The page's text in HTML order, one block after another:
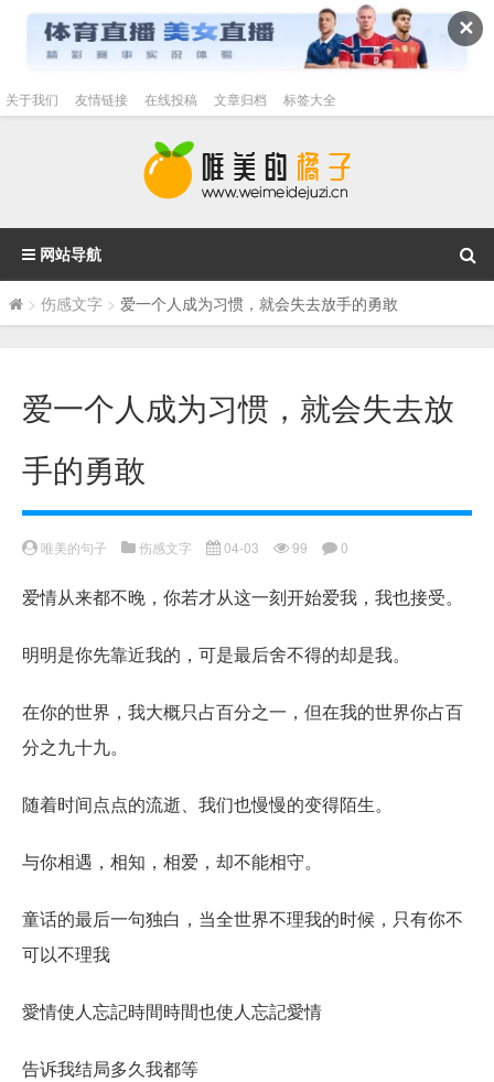
✕
关于我们 友情链接 在线投稿 文章归档 标签大全
网站导航
> 伤感文字 > 爱一个人成为习惯，就会失去放手的勇敢
爱一个人成为习惯，就会失去放
手的勇敢
唯美的句子 伤感文字 04-03 99 0
爱情从来都不晚，你若才从这一刻开始爱我，我也接受。
明明是你先靠近我的，可是最后舍不得的却是我。
在你的世界，我大概只占百分之一，但在我的世界你占百
分之九十九。
随着时间点点的流逝、我们也慢慢的变得陌生。
与你相遇，相知，相爱，却不能相守。
童话的最后一句独白，当全世界不理我的时候，只有你不
可以不理我
愛情使人忘記時間時間也使人忘記愛情
告诉我结局多久我都等